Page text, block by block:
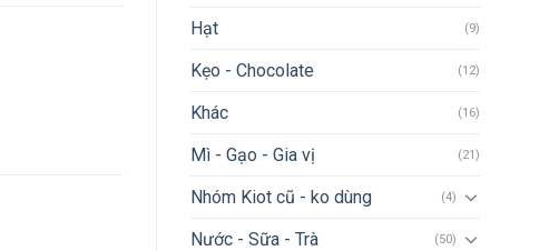
Hạt (9)
Kẹo - Chocolate (12)
Khác (16)
Mì - Gạo - Gia vị (21)
Nhóm Kiot cũ - ko dùng (4)
Nước - Sữa - Trà (50)